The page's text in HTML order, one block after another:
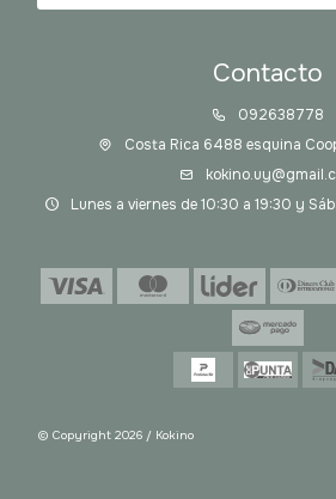
Contacto
092638778
Costa Rica 6488 esquina
Lunes a viernes de 10:30 a 19:30 y
© Copyright 2026 / Kokino